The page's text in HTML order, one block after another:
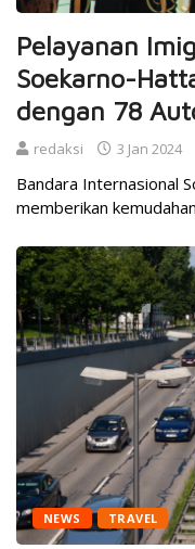
Pelayanan
Soekarno-
dengan 78
redaksi 3 Jan 2024
Bandara Internasional
memberikan
NEWS TRAVEL